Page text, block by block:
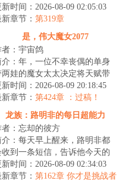
息：被大运撞了好消息：穿越
影并获得芯片坏...
新时间：2026-08-09 02:05:03
章节： 第319章
是，伟大魔女2077
者：宇宙鸽
介：年，一位不幸丧偶的单身
两娃的魔女太太决定将天赋带
魔女的主场……...
新时间：2026-08-09 20:18:45
章节： 第424章 ：过稿！
龙族：路明非的每日超能力
者：忘却的彼方
介：每天早上醒来，路明非都
收到一条短信，告诉他今天的
能力是什么。昨天是召唤Fate里
角色，今天...
新时间：2026-08-09 02:34:03
章节： 第162章 你才是挑战者